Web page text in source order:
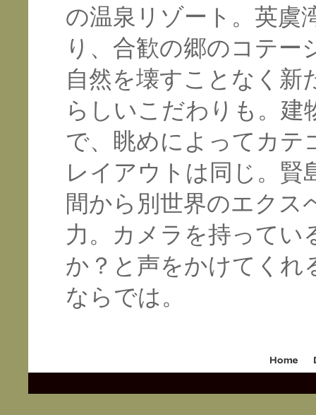
の温泉リゾート。英虞
り、合歓の郷のコテー
自然を壊すことなく新
らしいこだわりも。建
で、眺めによってカテ
レイアウトは同じ。賢
間から別世界のエクス
力。カメラを持ってい
か？と声をかけてくれ
ならでは。